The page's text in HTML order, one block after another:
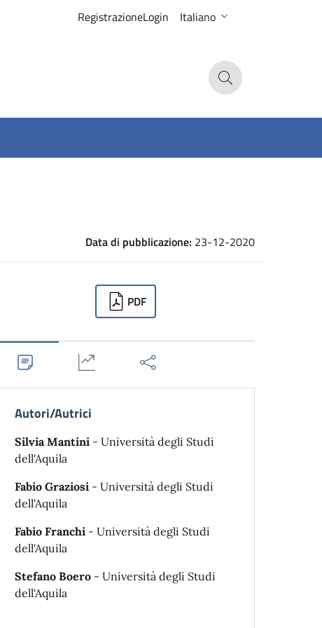
RegistrazioneLogin Italiano
Data di pubblicazione: 23-12-2020
PDF
Autori/Autrici
Silvia Mantini - Università degli Studi
dell'Aquila
Fabio Graziosi - Università degli Studi
dell'Aquila
Fabio Franchi - Università degli Studi
dell'Aquila
Stefano Boero - Università degli Studi
dell'Aquila